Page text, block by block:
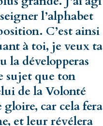
l’alphabet
C’est ainsi
à toi, je veux ta
la développeras
sujet que ton
de la Volonté
car cela fera
et leur révélera